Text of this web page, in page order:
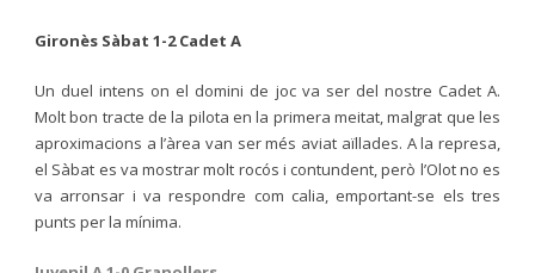
Gironès Sàbat 1-2 Cadet A
Un duel intens on el domini de joc va ser del nostre Cadet A.
Molt bon tracte de la pilota en la primera meitat, malgrat que les
aproximacions a l’àrea van ser més aviat aïllades. A la represa,
el Sàbat es va mostrar molt rocós i contundent, però l’Olot no es
va arronsar i va respondre com calia, emportant-se els tres
punts per la mínima.